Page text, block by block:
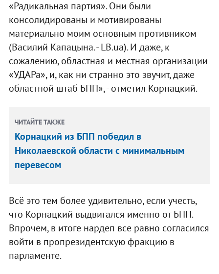
«Радикальная партия». Они были
консолидированы и мотивированы
материально моим основным противником
(Василий Капацына. - LB.ua). И даже, к
сожалению, областная и местная организации
«УДАРа», и, как ни странно это звучит, даже
областной штаб БПП», - отметил Корнацкий.
ЧИТАЙТЕ ТАКЖЕ
Корнацкий из БПП победил в
Николаевской области с минимальным
перевесом
Всё это тем более удивительно, если учесть,
что Корнацкий выдвигался именно от БПП.
Впрочем, в итоге нардеп все равно согласился
войти в пропрезидентскую фракцию в
парламенте.